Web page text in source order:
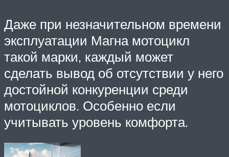
Даже при незначительном времени
эксплуатации Магна мотоцикл
такой марки, каждый может
сделать вывод об отсутствии у него
достойной конкуренции среди
мотоциклов. Особенно если
учитывать уровень комфорта.